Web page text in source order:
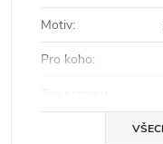
Motiv:
Pro koho: